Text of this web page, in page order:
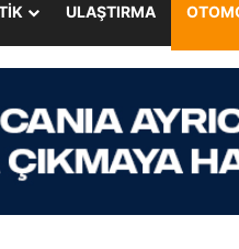
ULAŞTIRMA